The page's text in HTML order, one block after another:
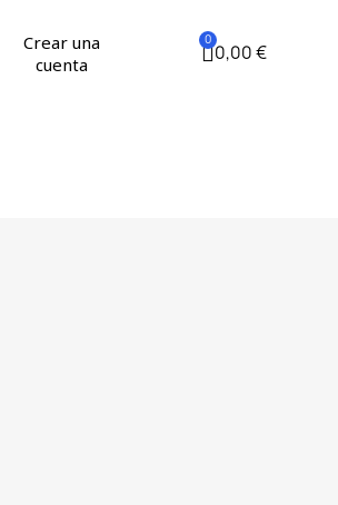
Crear una
cuenta
0,00 €